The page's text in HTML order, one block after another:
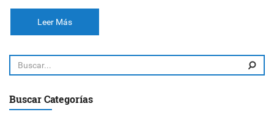
Leer Más
Buscar Categorías